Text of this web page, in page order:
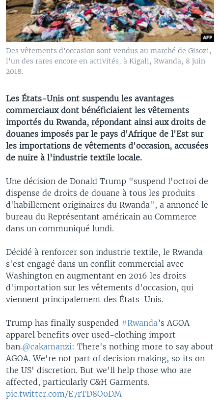
Des vêtements d'occasion sont vendus au marché de Gisozi,
l'un des rares encore en activités, à Kigali, Rwanda, 8 juin
2018.
Les États-Unis ont suspendu les avantages
commerciaux dont bénéficiaient les vêtements
importés du Rwanda, répondant ainsi aux droits de
douanes imposés par le pays d'Afrique de l'Est sur
les importations de vêtements d'occasion, accusées
de nuire à l'industrie textile locale.
Une décision de Donald Trump "suspend l'octroi de
dispense de droits de douane à tous les produits
d'habillement originaires du Rwanda", a annoncé le
bureau du Représentant américain au Commerce
dans un communiqué lundi.
Décidé à renforcer son industrie textile, le Rwanda
s'est engagé dans un conflit commercial avec
Washington en augmentant en 2016 les droits
d'importation sur les vêtements d'occasion, qui
viennent principalement des États-Unis.
Trump has finally suspended #Rwanda’s AGOA
apparel benefits over used-clothing import
ban.@cakamanzi: There's nothing more to say about
AGOA. We're not part of decision making, so its on
the US' discretion. But we'll help those who are
affected, particularly C&H Garments.
pic.twitter.com/E7rTD8O0DM